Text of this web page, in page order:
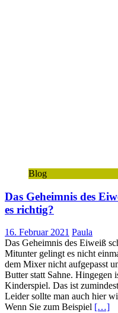
Blog
Das Geheimnis des
es richtig?
16. Februar 2021 Paula
Das Geheimnis des Eiweiß
Mitunter gelingt es nicht
dem Mixer nicht aufgepasst
Butter statt Sahne. Hingegen
Kinderspiel. Das ist
Leider sollte man auch hier
Wenn Sie zum Beispiel […]